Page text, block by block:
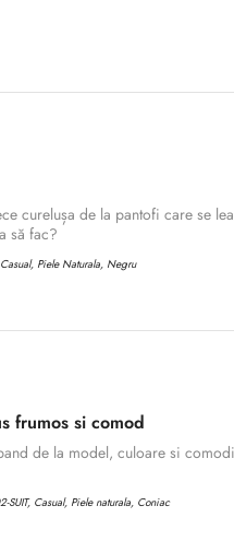
curelușa de la pantofi care se
să fac?
Piele Naturala, Negru
frumos si comod
de la model, culoare si
SUIT, Casual, Piele naturala, Coniac
Confirm your